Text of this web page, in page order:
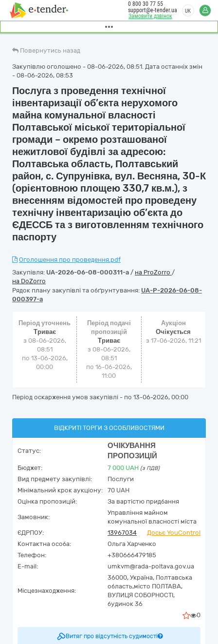
Замовити дзвінок
0 800 30 77 55
support@e-tender.ua
UK
Повернутись назад
Закупівлю оголошено - 08-06-2026, 08:51. Дата останніх змін
- 08-06-2026, 08:53
Послуга з проведення технічної
інвентаризації об’єкта нерухомого
майна комунальної власності
Полтавської міської територіальної
громади – окремо розташованої
нежитлової будівлі за адресою:
Полтавська область, Полтавський
район, с. Супрунівка, вул. Весняна, 30-К
(орієнтовною площею 330,7 кв.м.), з
внесенням відомостей про проведену
технічну інвентаризацію об’єкта до
ЄДЕССБ та з виготовленням технічного
паспорту
Оголошення про проведення.pdf
Закупівля: UA-2026-06-08-000311-a / на ProZorro /
на DoZorro
Рядок плану закупівлі та обґрунтування: UA-P-2026-06-08-
000397-a
Період уточнень
Триває
з 08-06-2026,
08:51
по 13-06-2026,
00:00
Період подачі
пропозицій
Триває
з 08-06-2026,
08:51
по 16-06-2026,
11:00
Аукціон
Очікується
з 17-06-2026, 11:21
Період оскарження умов закупівлі - по 13-06-2026, 00:00
ВІДКРИТІ ТОРГИ З ОСОБЛИВОСТЯМИ
Статус:
ОЧІКУВАННЯ
ПРОПОЗИЦІЙ
Бюджет: 7 000 UAH (з ПДВ)
Вид предмету закупівлі:
Послуги
Мінімальний крок аукціону:
70 UAH
Оцінка пропозицій:
За вартістю придбання
Замовник:
Управління майном
комунальної власності міста
ЄДРПОУ:
13967034
Досьє YouControl
Контактна особа:
Ольга Харченко
Телефон:
+380666479185
E-mail:
umkvm@rada-poltava.gov.ua
Місцезнаходження:
36000, Україна, Полтавська
область,місто ПОЛТАВА,
ВУЛИЦЯ СОБОРНОСТІ,
будинок 36
0
Витяг про відсутність судимості